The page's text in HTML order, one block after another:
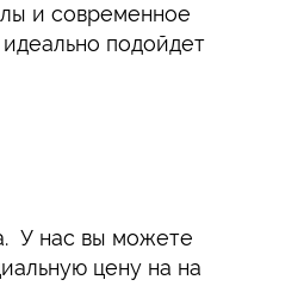
и современное
подойдет
У нас вы можете
цену на на